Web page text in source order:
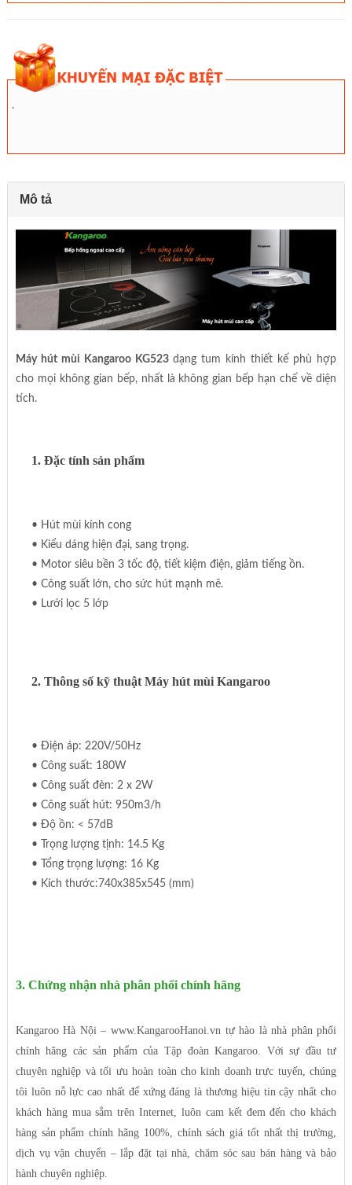
.
Mô tả
Máy hút mùi Kangaroo KG523 dạng tum kính thiết kế phù hợp
cho mọi không gian bếp, nhất là không gian bếp hạn chế về diện
tích.
1. Đặc tính sản phẩm
• Hút mùi kính cong
• Kiểu dáng hiện đại, sang trọng.
• Motor siêu bền 3 tốc độ, tiết kiệm điện, giảm tiếng ồn.
• Công suất lớn, cho sức hút mạnh mẽ.
• Lưới lọc 5 lớp
2. Thông số kỹ thuật Máy hút mùi Kangaroo
• Điện áp: 220V/50Hz
• Công suất: 180W
• Công suất đèn: 2 x 2W
• Công suất hút: 950m3/h
• Độ ồn: < 57dB
• Trọng lượng tịnh: 14.5 Kg
• Tổng trọng lượng: 16 Kg
• Kích thước: 740x385x545 (mm)
3. Chứng nhận nhà phân phối chính hãng
Kangaroo Hà Nội – www.KangarooHanoi.vn tự hào là nhà phân phối
chính hãng các sản phẩm của Tập đoàn Kangaroo. Với sự đầu tư
chuyên nghiệp và tối ưu hoàn toàn cho kinh doanh trực tuyến, chúng
tôi luôn nỗ lực cao nhất để xứng đáng là thương hiệu tin cậy nhất cho
khách hàng mua sắm trên Internet, luôn cam kết đem đến cho khách
hàng sản phẩm chính hãng 100%, chính sách giá tốt nhất thị trường,
dịch vụ vận chuyển – lắp đặt tại nhà, chăm sóc sau bán hàng và bảo
hành chuyên nghiệp.